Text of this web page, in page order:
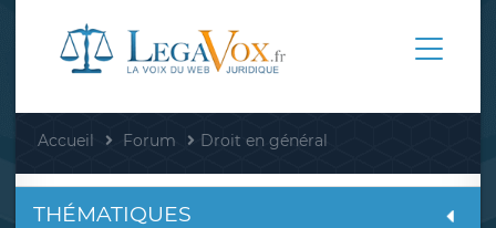
Accueil Forum Droit en général
THÉMATIQUES